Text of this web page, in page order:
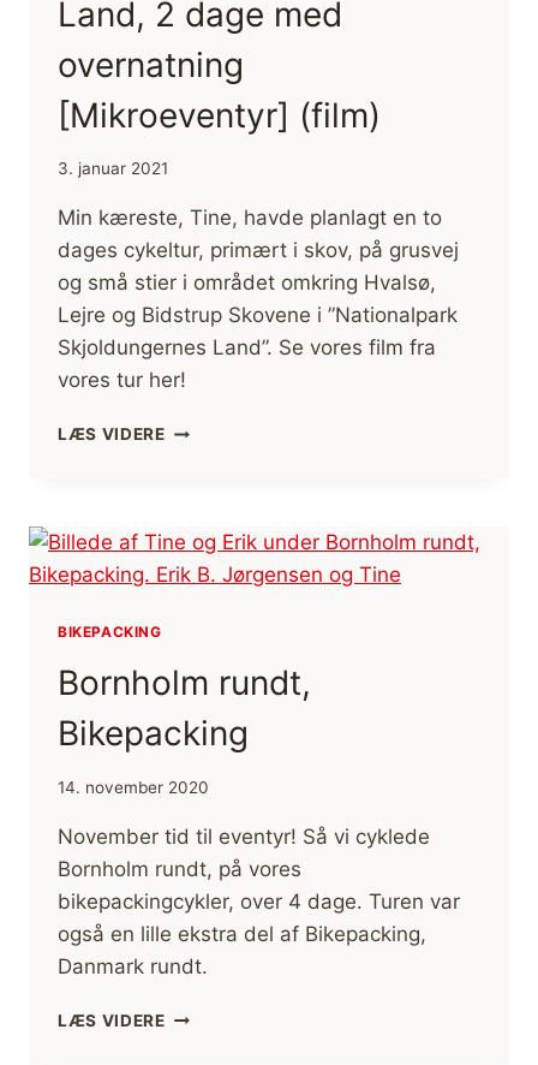
Land, 2 dage med
overnatning
[Mikroeventyr] (film)
3. januar 2021
Min kæreste, Tine, havde planlagt en to
dages cykeltur, primært i skov, på grusvej
og små stier i området omkring Hvalsø,
Lejre og Bidstrup Skovene i ”Nationalpark
Skjoldungernes Land”. Se vores film fra
vores tur her!
LÆS VIDERECYKELTUR
DAGE
MED
BIKEPACKING
Bornholm rundt,
Bikepacking
14. november 2020
November tid til eventyr! Så vi cyklede
Bornholm rundt, på vores
bikepackingcykler, over 4 dage. Turen var
også en lille ekstra del af Bikepacking,
Danmark rundt.
LÆS VIDEREBORNHOLM